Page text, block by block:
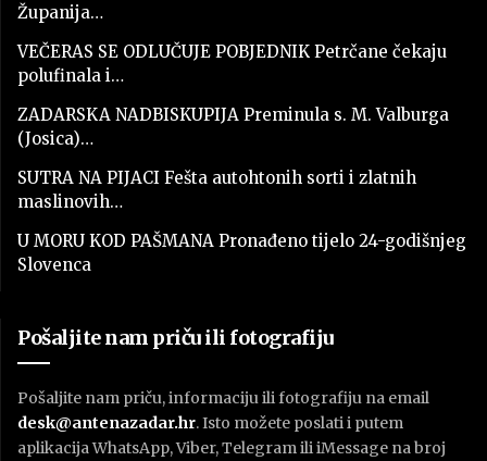
Županija…
VEČERAS SE ODLUČUJE POBJEDNIK Petrčane čekaju
polufinala i…
ZADARSKA NADBISKUPIJA Preminula s. M. Valburga
(Josica)…
SUTRA NA PIJACI Fešta autohtonih sorti i zlatnih
maslinovih…
U MORU KOD PAŠMANA Pronađeno tijelo 24-godišnjeg
Slovenca
Pošaljite nam priču ili fotografiju
Pošaljite nam priču, informaciju ili fotografiju na email
desk@antenazadar.hr. Isto možete poslati i putem
aplikacija WhatsApp, Viber, Telegram ili iMessage na broj